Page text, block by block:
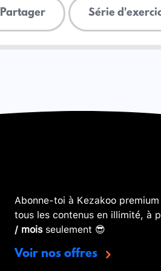
Partager Série
Abonne-toi à Kezakoo
tous les contenus en illimité, à
/ moisseulement 😎
Voir nos offres